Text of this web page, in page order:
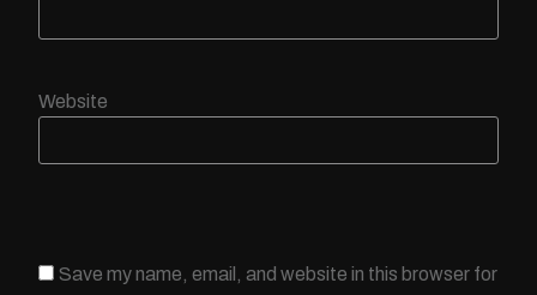
Website
Save my name, email, and website in this browser for